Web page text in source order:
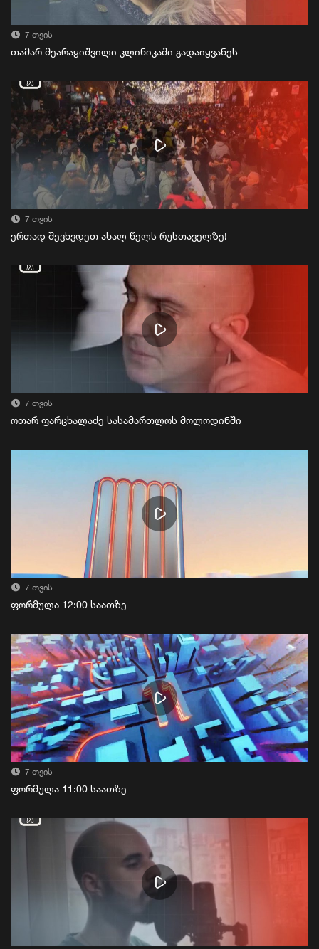
7 თვის
თამარ მეარაყიშვილი კლინიკაში გადაიყვანეს
7 თვის
ერთად შევხვდეთ ახალ წელს რუსთაველზე!
7 თვის
ოთარ ფარცხალაძე სასამართლოს მოლოდინში
7 თვის
ფორმულა 12:00 საათზე
7 თვის
ფორმულა 11:00 საათზე